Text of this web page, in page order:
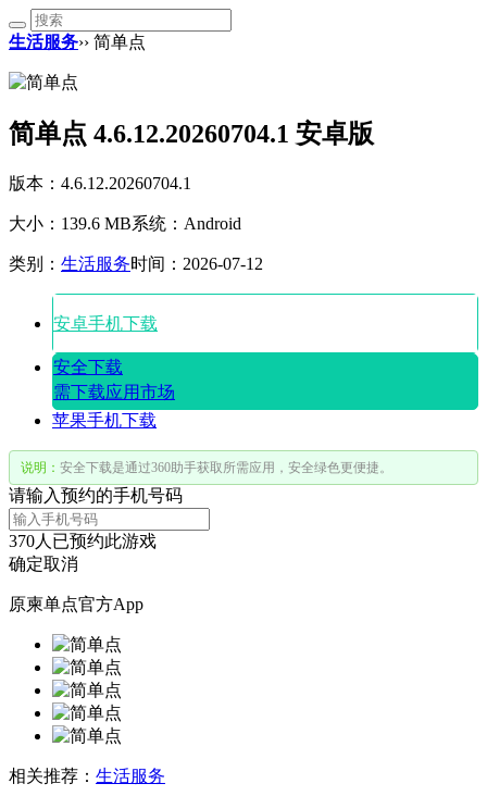
生活服务›› 简单点
简单点 4.6.12.20260704.1 安卓版
版本：4.6.12.20260704.1
大小：139.6 MB系统：Android
类别： 生活服务时间：2026-07-12
安卓手机下载
安全下载
需下载应用市场
苹果手机下载
说明： 安全下载是通过360助手获取所需应用，安全绿色更便捷。
请输入预约的手机号码
370人已预约此游戏
确定取消
原柬单点官方App
相关推荐： 生活服务